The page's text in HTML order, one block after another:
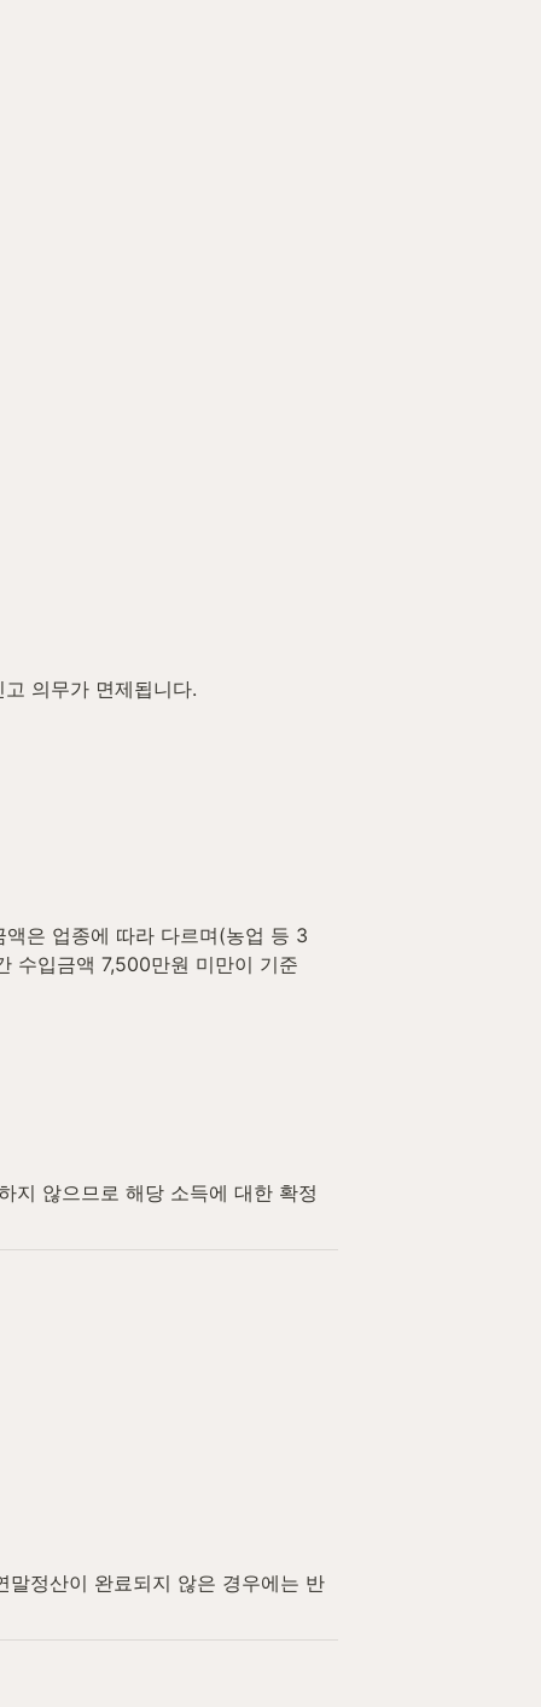
의무가 면제됩니다.
은 업종에 따라 다르며(농업 등 3
수입금액 7,500만원 미만이 기준
지 않으므로 해당 소득에 대한 확정
정산이 완료되지 않은 경우에는 반